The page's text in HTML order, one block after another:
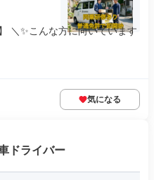
＼✨こんな方に向いています
気になる
ドライバー